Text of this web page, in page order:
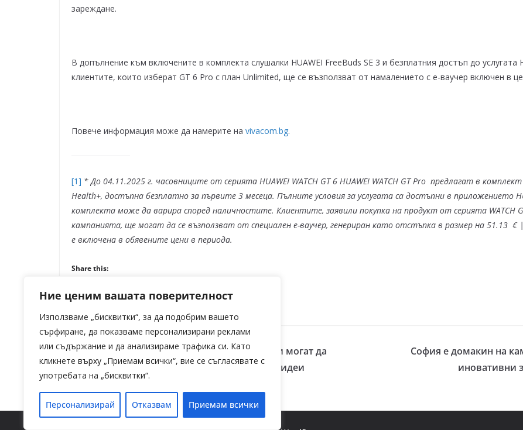
Ние ценим вашата поверителност
Използваме „бисквитки“, за да подобрим вашето
сърфиране, да показваме персонализирани реклами
или съдържание и да анализираме трафика си. Като
кликнете върху „Приемам всички“, вие се съгласявате с
употребата на „бисквитки“.
Персонализирай Отказвам Приемам всички
зареждане.
В допълнение към включените в комплекта слушалки HUAWEI FreeBuds SE 3 и безплатния достъп до услугата
клиентите, които изберат GT 6 Pro с план Unlimited, ще се възползват от намалението с е-ваучер включен в
Повече информация може да намерите на vivacom.bg.
[1] * До 04.11.2025 г. часовниците от серията HUAWEI WATCH GT 6 HUAWEI WATCH GT Pro предлагат в комплект
Health+, достъпна безплатно за първите 3 месеца. Пълните условия за услугата са достъпни в приложението
комплекта може да варира според наличностите. Клиентите, заявили покупка на продукт от серията WATCH
кампанията, ще могат да се възползват от специален е-ваучер, генериран като отстъпка в размер на
е включена в обявените цени в периода.
Share this:
Старт на „Ти и Lidl“: граждански организации могат да
кандидатстват за финансиране на проектни идеи
София е домакин на
иновативни